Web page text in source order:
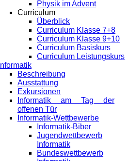
Physik im Advent
Curriculum
Überblick
Curriculum Klasse 7+8
Curriculum Klasse 9+10
Curriculum Basiskurs
Curriculum Leistungskurs
Informatik
Beschreibung
Ausstattung
Exkursionen
Informatik am Tag der
offenen Tür
Informatik-Wettbewerbe
Informatik-Biber
Jugendwettbewerb
Informatik
Bundeswettbewerb